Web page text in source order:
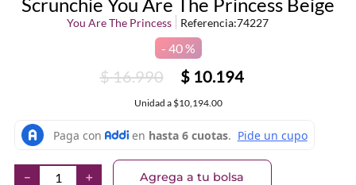
You Are The Princess Referencia:74227
40 %
$16.990 $ 10.194
Unidad a $10,194.00
＋
－ Agrega a tu bolsa